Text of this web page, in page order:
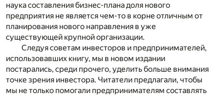
наука составления бизнес-плана доля нового
предприятия не является чем-то в корне отличным от
планирования нового направления в уже
существующей крупной организации.
Следуя советам инвесторов и предпринимателей,
использовавших книгу, мы в новом издании
постарались, среди прочего, уделить больше внимания
точке зрения инвестора. Читатели предлагали, чтобы
мы не только помогали предпринимателям составлять